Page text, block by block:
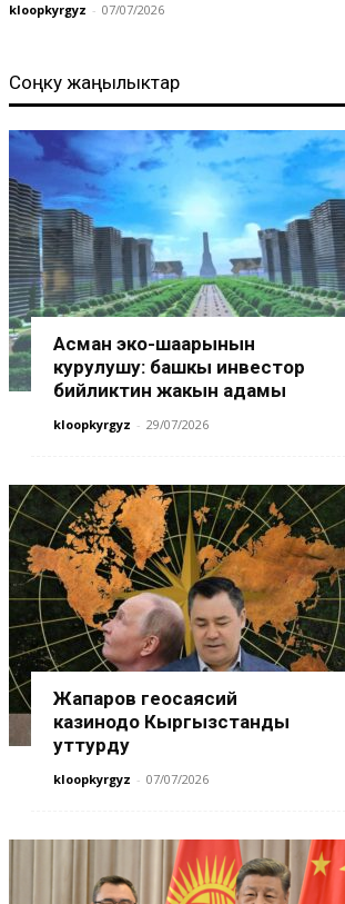
kloopkyrgyz - 07/07/2026
Соңку жаңылыктар
Асман эко-шаарынын
курулушу: башкы инвестор
бийликтин жакын адамы
kloopkyrgyz - 29/07/2026
Жапаров геосаясий
казинодо Кыргызстанды
уттурду
kloopkyrgyz - 07/07/2026